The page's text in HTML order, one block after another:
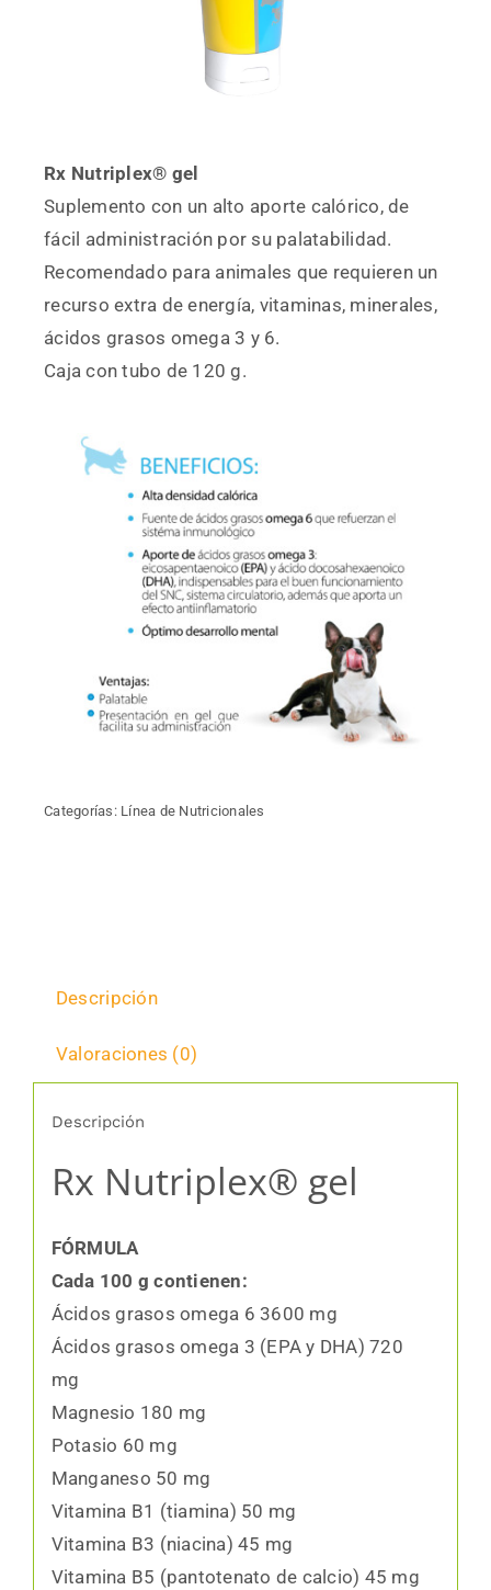
Rx Nutriplex® gel
Suplemento con un alto aporte calórico, de
fácil administración por su palatabilidad.
Recomendado para animales que requieren un
recurso extra de energía, vitaminas, minerales,
ácidos grasos omega 3 y 6.
Caja con tubo de 120 g.
Categorías: Línea de Nutricionales
Descripción
Valoraciones (0)
Descripción
Rx Nutriplex® gel
FÓRMULA
Cada 100 g contienen:
Ácidos grasos omega 6 3600 mg
Ácidos grasos omega 3 (EPA y DHA) 720
mg
Magnesio 180 mg
Potasio 60 mg
Manganeso 50 mg
Vitamina B1 (tiamina) 50 mg
Vitamina B3 (niacina) 45 mg
Vitamina B5 (pantotenato de calcio) 45 mg